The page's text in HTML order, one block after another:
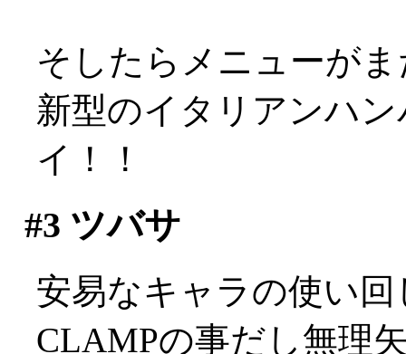
そしたらメニューが
新型のイタリアンハ
イ！！
#3 ツバサ
安易なキャラの使い
CLAMPの事だし無理